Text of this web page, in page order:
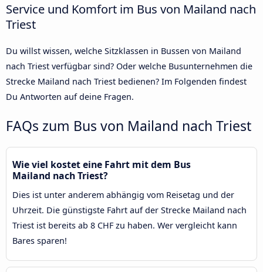
Service und Komfort im Bus von Mailand nach
Triest
Du willst wissen, welche Sitzklassen in Bussen von Mailand
nach Triest verfügbar sind? Oder welche Busunternehmen die
Strecke Mailand nach Triest bedienen? Im Folgenden findest
Du Antworten auf deine Fragen.
FAQs zum Bus von Mailand nach Triest
Wie viel kostet eine Fahrt mit dem Bus
Mailand nach Triest?
Dies ist unter anderem abhängig vom Reisetag und der
Uhrzeit. Die günstigste Fahrt auf der Strecke Mailand nach
Triest ist bereits ab 8 CHF zu haben. Wer vergleicht kann
Bares sparen!